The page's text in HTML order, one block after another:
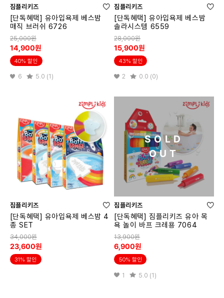
짐플리키즈
[단독혜택] 유아입욕제 베스밤
매직 브러쉬 6726
25,000원
14,900원
40% 할인
6 5.0 (1)
짐플리키즈
[단독혜택] 유아입욕제 베스밤
솔라시스템 6559
28,000원
15,900원
43% 할인
2 0.0 (0)
짐플리키즈
[단독혜택] 유아입욕제 베스밤 4
종 SET
34,000원
23,600원
31% 할인
SOLD
OUT
짐플리키즈
[단독혜택] 짐플리키즈 유아 목
욕 놀이 바프 크레용 7064
13,900원
6,900원
50% 할인
1 5.0 (1)